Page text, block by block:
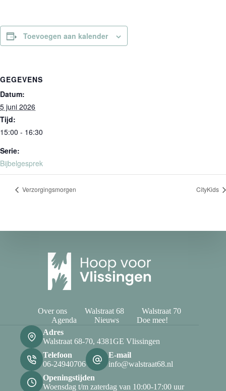
Toevoegen aan kalender
GEGEVENS
Datum:
5 juni 2026
Tijd:
15:00 - 16:30
Serie:
Bijbelgesprek
Verzorgingsmorgen CityKids
Over ons Walstraat 68
Walstraat 70
Agenda
Nieuws
Doe mee!
Adres
Walstraat 68-70, 4381GE Vlissingen
Telefoon
06-24940706
E-mail
info@walstraat68.nl
Openingstijden
Woensdag t/m zaterdag van 10:00-17:00 uur